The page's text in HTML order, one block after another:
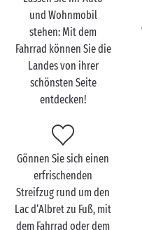
Sie können sich nicht
dem Hinterland der Landes
unsere schönsten Etappen für
facettenreichen Landschaft.
Erlebnis während Ihrer Ferien
romantische Spazierfahrt auf
das „kleine Amazonien“ der
genügend Zeit für eine
Sie einfach die Mündung des
Plage, wo Süß- und
übergehen. Fantastisch!
Im Landesinneren verdienen
und Wohnmobil
stehen: Mit dem
Fahrrad können Sie die
Landes von ihrer
schönsten Seite
entdecken!
Gönnen Sie sich einen
erfrischenden
Streifzug rund um den
Lac d‘Albret zu Fuß, mit
dem Fahrrad oder dem